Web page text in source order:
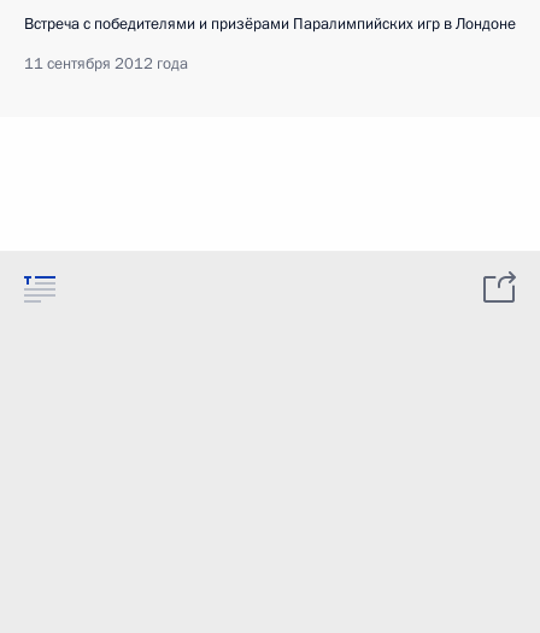
Встреча с победителями и призёрами Паралимпийских игр в Лондоне
11 сентября 2012 года